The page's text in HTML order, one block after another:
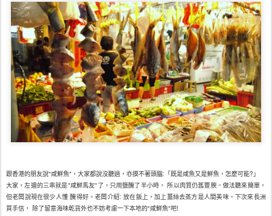
跟香港的朋友說"咸鮮魚"，大家都說沒聽過，亦摸不著頭腦:「既是咸魚又是鮮魚，怎麼可能?」
大家，左邊的三串就是"咸鮮馬友"了，只用鹽醃了半小時 ， 所以肉質仍舊豐腴。做法聽來簡單，
但老闆說現在很少人懂 醃得好。老闆介紹: 放在飯上，加上薑絲去蒸方是人間美味。下次來長洲
買手信 ， 除了留意海味乾貨外也不妨考慮一下本地的"咸鮮魚"吧!